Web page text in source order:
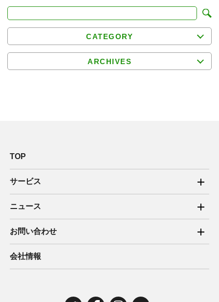
CATEGORY
ARCHIVES
TOP
サービス
ご家庭向け電力サービス
法人向け脱炭素サービス
住宅用太陽光売電 卒FIT
ニュース
2025年
2024年
お問い合わせ
ご家庭向け電力サービス・卒FIT電気の売電
法人向け脱炭素サービス・新電力向けサービス
会社情報